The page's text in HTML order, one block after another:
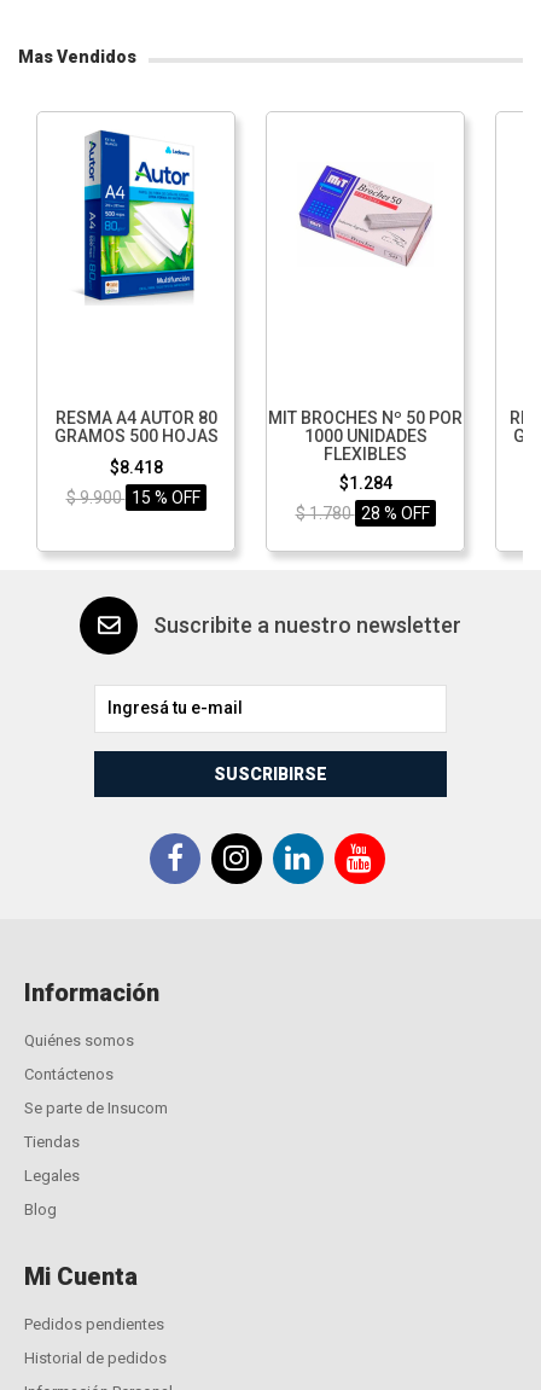
Mas Vendidos
RESMA A4 AUTOR 80
GRAMOS 500 HOJAS
$8.418
$ 9.900 15 % OFF
MIT BROCHES Nº 50 POR
1000 UNIDADES
FLEXIBLES
$1.284
$ 1.780 28 % OFF
Suscribite a nuestro newsletter
SUSCRIBIRSE
Información
Quiénes somos
Contáctenos
Se parte de Insucom
Tiendas
Legales
Blog
Mi Cuenta
Pedidos pendientes
Historial de pedidos